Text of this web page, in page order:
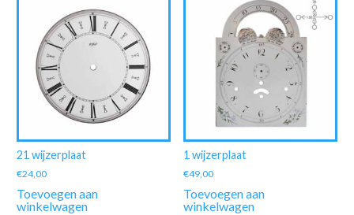
21 wijzerplaat
€24,00
Toevoegen aan
winkelwagen
1 wijzerplaat
€49,00
Toevoegen aan
winkelwagen